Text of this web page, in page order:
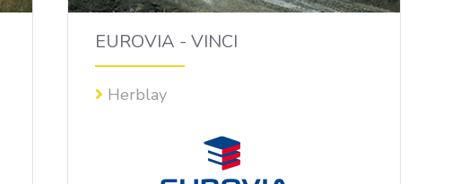
EUROVIA - VINCI
Herblay